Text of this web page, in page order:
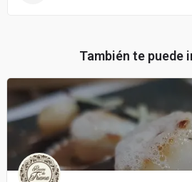
También te puede